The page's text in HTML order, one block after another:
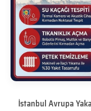
İstanbul Avrupa